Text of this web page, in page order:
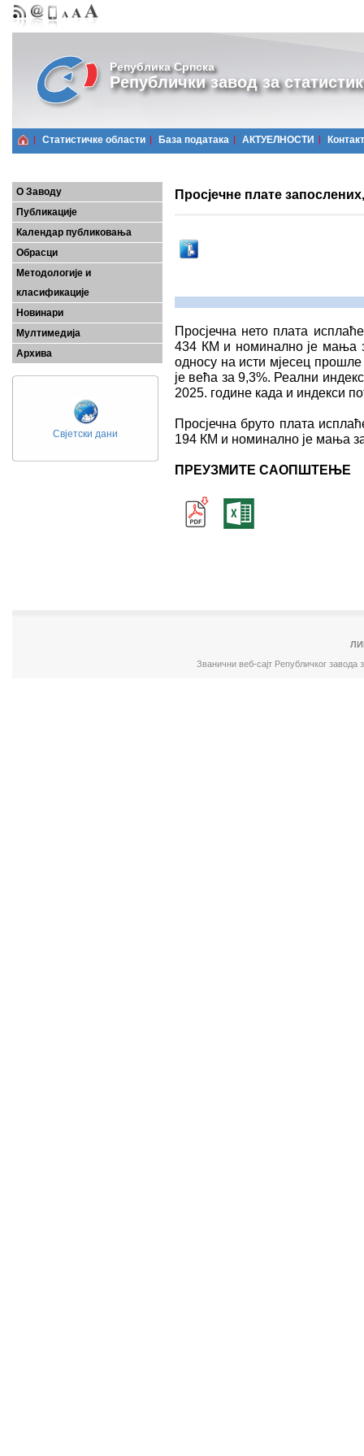
Република Српска
Републички завод за
Статистичке области Базa података АКТУЕЛНОСТИ Контакт
О Заводу
Публикације
Календар публиковања
Обрасци
Методологије и
класификације
Новинари
Мултимедија
Архива
Свјетски дани
Просјечне плате
Просјечна нето плата
434 КМ и номинално је мања
односу на исти мјесец
је већа за 9,3%. Реални
2025. године када и индекси
Просјечна бруто плата
194 КМ и номинално је мања
ПРЕУЗМИТЕ САОПШТЕЊЕ
Званични веб-сајт Републичког